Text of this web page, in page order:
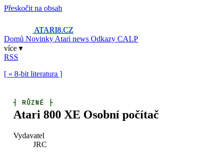
Přeskočit na obsah
ATARI8.CZ
Domů Novinky Atari news Odkazy CALP
více ▾
RSS
[ « 8-bit literatura ]
┤RŮZNÉ ├
Atari 800 XE Osobní počítač
Vydavatel
JRC